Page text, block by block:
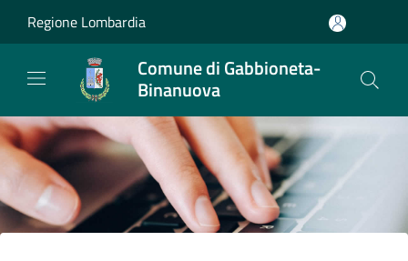
Regione Lombardia
Comune di Gabbioneta-
Binanuova